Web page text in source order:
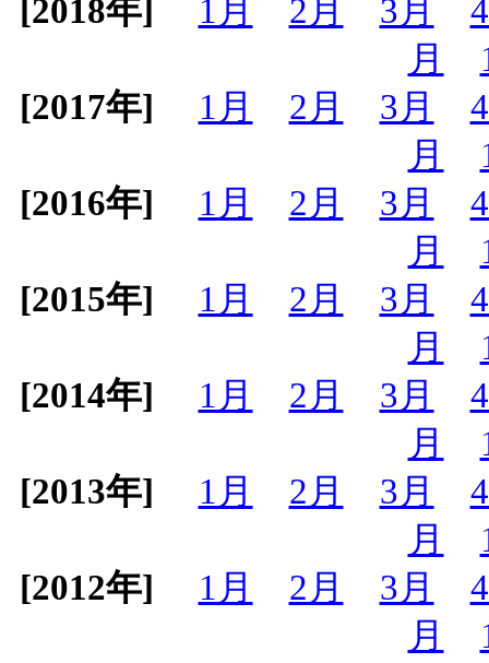
[2018年] 1月 2月 3月
月
[2017年]
1月 2月 3月
月
[2016年]
1月 2月 3月
月
[2015年]
1月 2月 3月
月
[2014年]
1月 2月 3月
月
[2013年]
1月 2月 3月
月
[2012年]
1月 2月 3月
月